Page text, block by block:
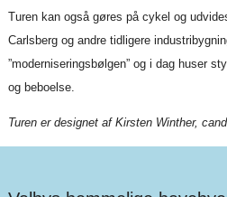
Turen kan også gøres på cykel og
Carlsberg og andre tidligere
”moderniseringsbølgen” og i dag huser
og beboelse.
Turen er designet af Kirsten Winther,